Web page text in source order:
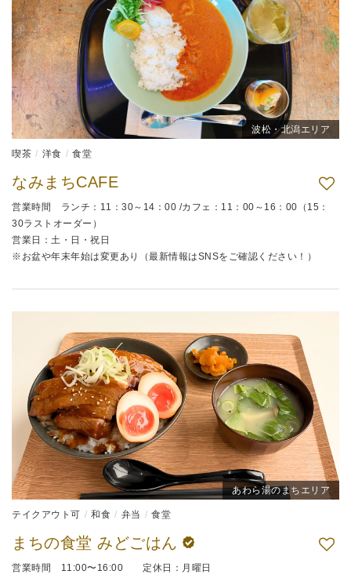
波松・北潟エリア
喫茶 洋食 食堂
なみまちCAFE
営業時間 ランチ：11：30～14：00 /カフェ：11：00～16：00（15：
30ラストオーダー）
営業日：土・日・祝日
※お盆や年末年始は変更あり（最新情報はSNSをご確認ください！）
あわら湯のまちエリア
テイクアウト可 和食 弁当 食堂
まちの食堂 みどごはん
営業時間 11:00〜16:00 定休日：月曜日